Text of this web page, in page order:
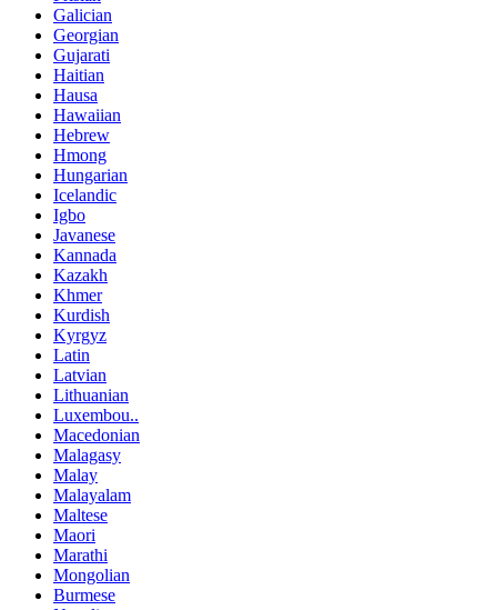
Galician
Georgian
Gujarati
Haitian
Hausa
Hawaiian
Hebrew
Hmong
Hungarian
Icelandic
Igbo
Javanese
Kannada
Kazakh
Khmer
Kurdish
Kyrgyz
Latin
Latvian
Lithuanian
Luxembou..
Macedonian
Malagasy
Malay
Malayalam
Maltese
Maori
Marathi
Mongolian
Burmese